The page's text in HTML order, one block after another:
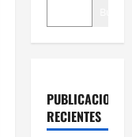
PUBLICACIONES
RECIENTES